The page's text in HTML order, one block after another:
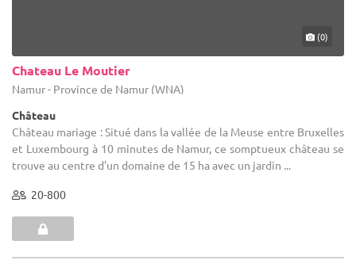
(0)
Chateau Le Moutier
Namur - Province de Namur (WNA)
Château
Château mariage : Situé dans la vallée de la Meuse entre Bruxelles
et Luxembourg à 10 minutes de Namur, ce somptueux château se
trouve au centre d'un domaine de 15 ha avec un jardin ...
20-800